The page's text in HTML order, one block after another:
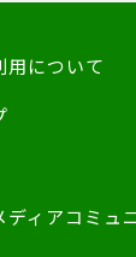
用について
ディアコミュ